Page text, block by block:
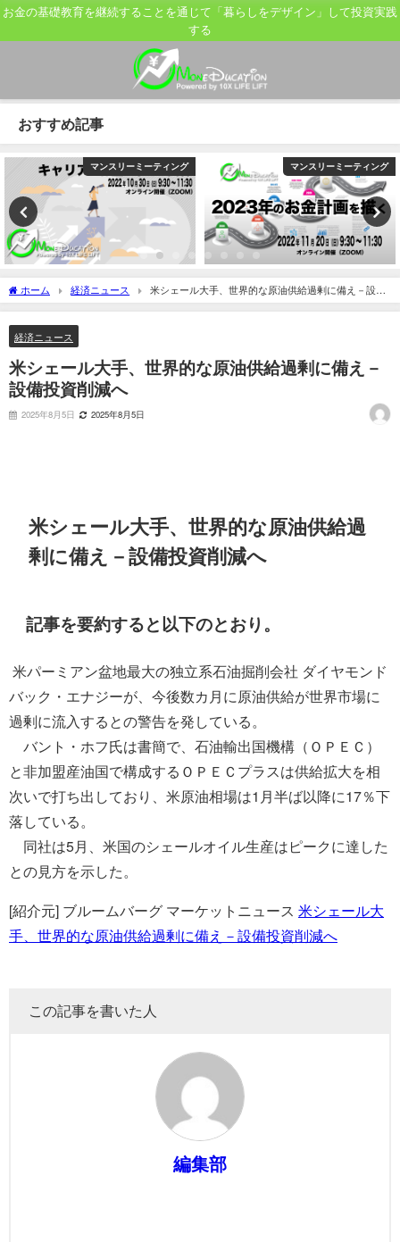
お金の基礎教育を継続することを通じて「暮らしをデザイン」して投資実践
する
おすすめ記事
マンスリーミーティング マンスリーミーティング
ホーム 経済ニュース
米シェール大手、世界的な原油供給過剰に備え－設備
投資削減へ
経済ニュース
米シェール大手、世界的な原油供給過剰に備え－
設備投資削減へ
2025年8月5日 2025年8月5日
米シェール大手、世界的な原油供給過
剰に備え－設備投資削減へ
記事を要約すると以下のとおり。
米パーミアン盆地最大の独立系石油掘削会社 ダイヤモンド
バック・エナジーが、今後数カ月に原油供給が世界市場に
過剰に流入するとの警告を発している。
バント・ホフ氏は書簡で、石油輸出国機構（ＯＰＥＣ）
と非加盟産油国で構成するＯＰＥＣプラスは供給拡大を相
次いで打ち出しており、米原油相場は1月半ば以降に17％下
落している。
同社は5月、米国のシェールオイル生産はピークに達した
との見方を示した。
[紹介元] ブルームバーグ マーケットニュース 米シェール大
手、世界的な原油供給過剰に備え－設備投資削減へ
この記事を書いた人
編集部